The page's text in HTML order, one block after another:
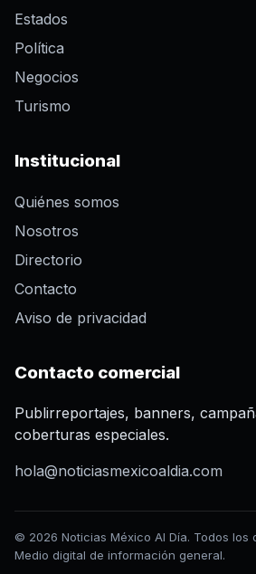
Estados
Política
Negocios
Turismo
Institucional
Quiénes somos
Nosotros
Directorio
Contacto
Aviso de privacidad
Contacto comercial
Publirreportajes, banners,
coberturas especiales.
hola@noticiasmexicoaldia.com
© 2026 Noticias México Al Día. Todos los
Medio digital de información general.